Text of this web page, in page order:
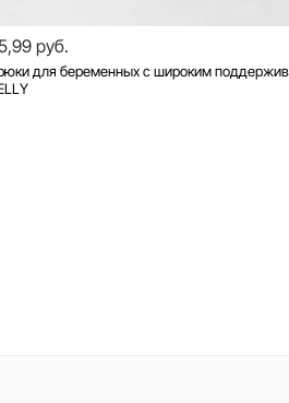
руб.
для беременных с широким